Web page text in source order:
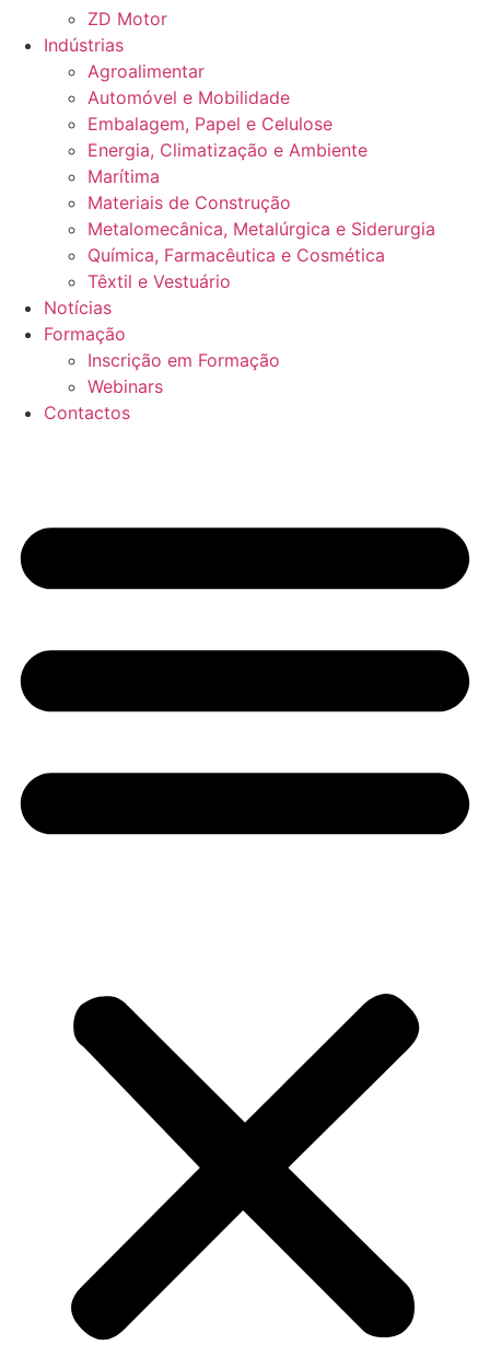
ZD Motor
Indústrias
Agroalimentar
Automóvel e Mobilidade
Embalagem, Papel e Celulose
Energia, Climatização e Ambiente
Marítima
Materiais de Construção
Metalomecânica, Metalúrgica e Siderurgia
Química, Farmacêutica e Cosmética
Têxtil e Vestuário
Notícias
Formação
Inscrição em Formação
Webinars
Contactos